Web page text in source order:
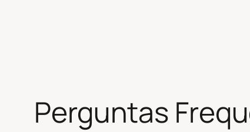
Perguntas